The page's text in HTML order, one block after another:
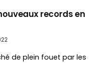
records en
de plein fouet par les